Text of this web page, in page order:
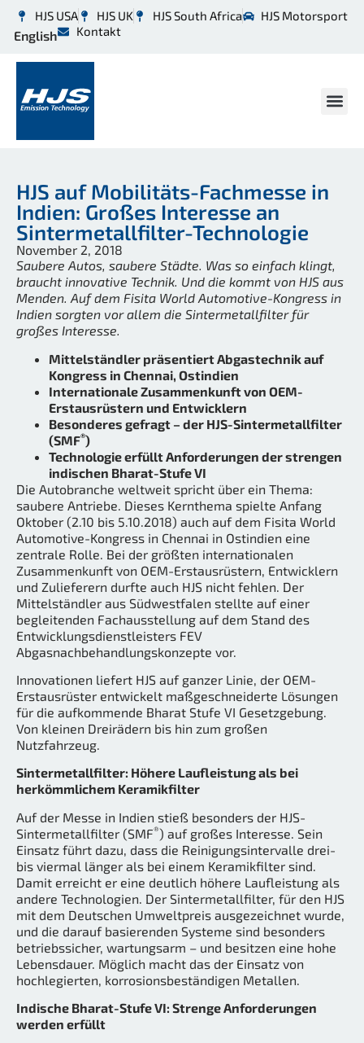
HJS USA HJS UK HJS South Africa HJS Motorsport
English Kontakt
HJS auf Mobilitäts-Fachmesse in
Indien: Großes Interesse an
Sintermetallfilter-Technologie
November 2, 2018
Saubere Autos, saubere Städte. Was so einfach klingt,
braucht innovative Technik. Und die kommt von HJS aus
Menden. Auf dem Fisita World Automotive-Kongress in
Indien sorgten vor allem die Sintermetallfilter für
großes Interesse.
Mittelständler präsentiert Abgastechnik auf
Kongress in Chennai, Ostindien
Internationale Zusammenkunft von OEM-
Erstausrüstern und Entwicklern
Besonderes gefragt – der HJS-Sintermetallfilter
(SMF®)
Technologie erfüllt Anforderungen der strengen
indischen Bharat-Stufe VI
Die Autobranche weltweit spricht über ein Thema:
saubere Antriebe. Dieses Kernthema spielte Anfang
Oktober (2.10 bis 5.10.2018) auch auf dem Fisita World
Automotive-Kongress in Chennai in Ostindien eine
zentrale Rolle. Bei der größten internationalen
Zusammenkunft von OEM-Erstausrüstern, Entwicklern
und Zulieferern durfte auch HJS nicht fehlen. Der
Mittelständler aus Südwestfalen stellte auf einer
begleitenden Fachausstellung auf dem Stand des
Entwicklungsdienstleisters FEV
Abgasnachbehandlungskonzepte vor.
Innovationen liefert HJS auf ganzer Linie, der OEM-
Erstausrüster entwickelt maßgeschneiderte Lösungen
für die aufkommende Bharat Stufe VI Gesetzgebung.
Von kleinen Dreirädern bis hin zum großen
Nutzfahrzeug.
Sintermetallfilter: Höhere Laufleistung als bei
herkömmlichem Keramikfilter
Auf der Messe in Indien stieß besonders der HJS-
Sintermetallfilter (SMF®) auf großes Interesse. Sein
Einsatz führt dazu, dass die Reinigungsintervalle drei-
bis viermal länger als bei einem Keramikfilter sind.
Damit erreicht er eine deutlich höhere Laufleistung als
andere Technologien. Der Sintermetallfilter, für den HJS
mit dem Deutschen Umweltpreis ausgezeichnet wurde,
und die darauf basierenden Systeme sind besonders
betriebssicher, wartungsarm – und besitzen eine hohe
Lebensdauer. Möglich macht das der Einsatz von
hochlegierten, korrosionsbeständigen Metallen.
Indische Bharat-Stufe VI: Strenge Anforderungen
werden erfüllt